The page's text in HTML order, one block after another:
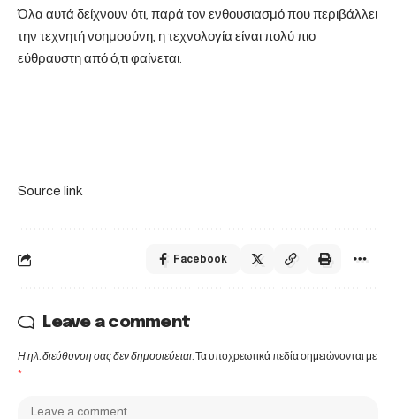
Όλα αυτά δείχνουν ότι, παρά τον ενθουσιασμό που περιβάλλει
την τεχνητή νοημοσύνη, η τεχνολογία είναι πολύ πιο
εύθραυστη από ό,τι φαίνεται.
Source link
Facebook
Leave a comment
Η ηλ. διεύθυνση σας δεν δημοσιεύεται.Τα υποχρεωτικά πεδία σημειώνονται με
*